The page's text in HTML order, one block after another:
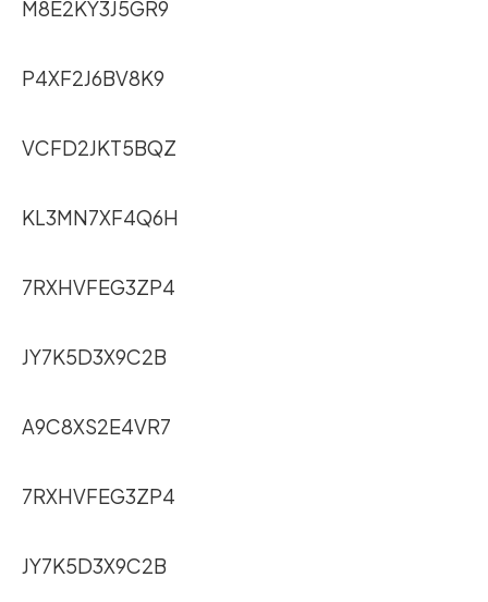
M8E2KY3J5GR9
P4XF2J6BV8K9
VCFD2JKT5BQZ
KL3MN7XF4Q6H
7RXHVFEG3ZP4
JY7K5D3X9C2B
A9C8XS2E4VR7
7RXHVFEG3ZP4
JY7K5D3X9C2B